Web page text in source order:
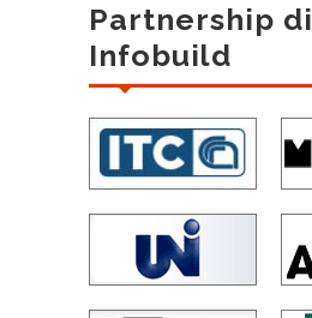
Partnership di
Infobuild